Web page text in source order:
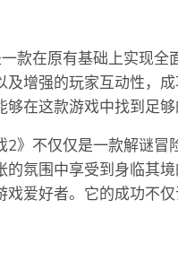
款在原有基础上实现
及增强的玩家互动性，
在这款游戏中找到足够
》不仅仅是一款解谜冒
氛围中享受到身临其
戏爱好者。它的成功不